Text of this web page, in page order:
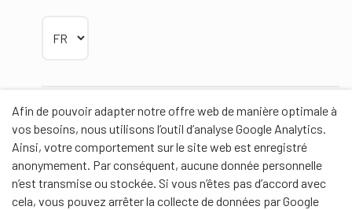
Afin de pouvoir adapter notre offre web de manière optimale à
vos besoins, nous utilisons l’outil d’analyse Google Analytics.
Ainsi, votre comportement sur le site web est enregistré
anonymement. Par conséquent, aucune donnée personnelle
n’est transmise ou stockée. Si vous n’êtes pas d’accord avec
cela, vous pouvez arrêter la collecte de données par Google
Partenaires